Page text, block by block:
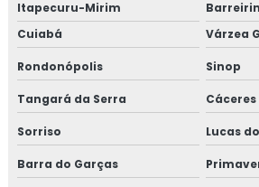
Itapecuru-Mirim
Cuiabá
Várzea
Rondonópolis Sinop
Tangará da Serra Cáceres
Sorriso Lucas
Barra do Garças